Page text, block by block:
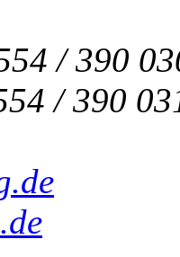
/ 390
/ 390